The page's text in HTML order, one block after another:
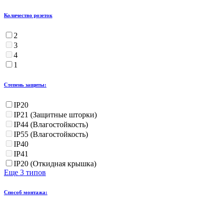
Количество розеток
2
3
4
1
Степень защиты:
IP20
IP21 (Защитные шторки)
IP44 (Влагостойкость)
IP55 (Влагостойкость)
IP40
IP41
IP20 (Откидная крышка)
Еще 3 типов
Способ монтажа: